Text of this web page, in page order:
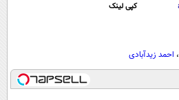
کپی لینک
، احمد زیدآبادی